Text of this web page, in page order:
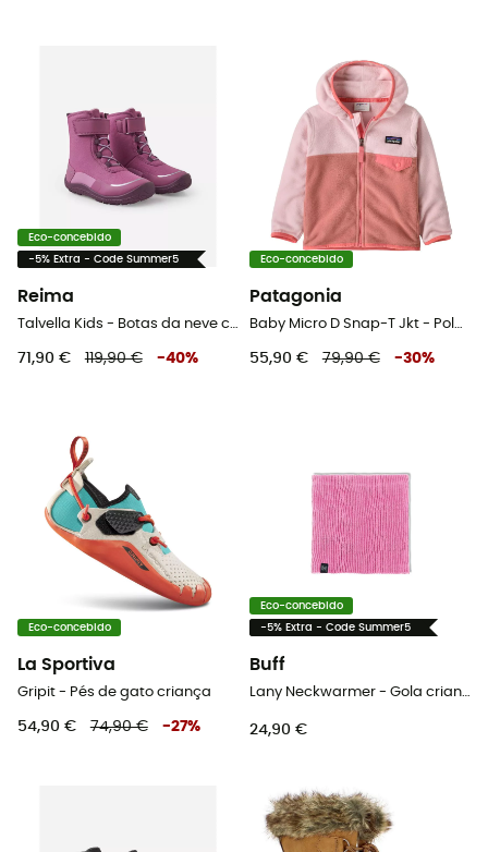
Eco-concebido
-5% Extra - Code Summer5
Reima
71,90 € 119,90 € -40%
Eco-concebido
Patagonia
55,90 € 79,90 € -30%
Eco-concebido
La Sportiva
Gripit - Pés de gato criança
54,90 € 74,90 € -27%
Eco-concebido
-5% Extra - Code Summer5
Buff
24,90 €